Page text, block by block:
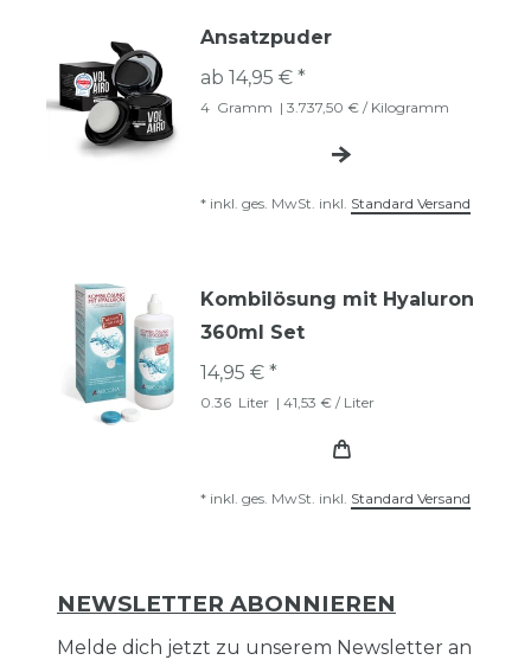
Ansatzpuder
ab 14,95 € *
4 Gramm | 3.737,50 € / Kilogramm
* inkl. ges. MwSt. inkl. Standard Versand
Kombilösung mit Hyaluron
360ml Set
14,95 € *
0.36 Liter | 41,53 € / Liter
* inkl. ges. MwSt. inkl. Standard Versand
NEWSLETTER ABONNIEREN
Melde dich jetzt zu unserem Newsletter an